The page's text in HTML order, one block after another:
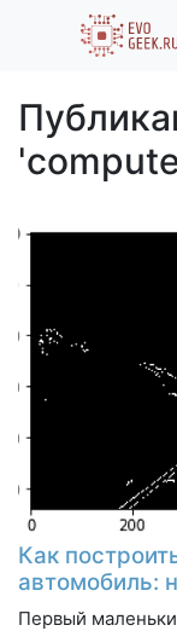
Как
автомобиль:
Первый